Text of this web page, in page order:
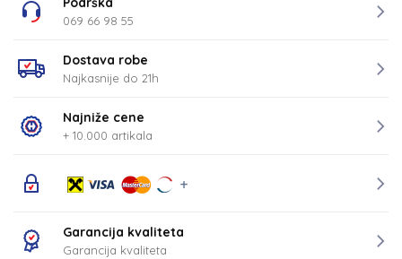
069 66 98 55
Dostava robe
Najkasnije do 21h
Najniže cene
+ 10.000 artikala
Garancija kvaliteta
Garancija kvaliteta